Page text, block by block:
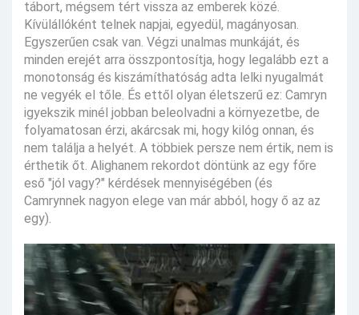
tábort, mégsem tért vissza az emberek közé.
Kívülállóként telnek napjai, egyedül, magányosan.
Egyszerűen csak van. Végzi unalmas munkáját, és
minden erejét arra összpontosítja, hogy legalább ezt a
monotonság és kiszámíthatóság adta lelki nyugalmát
ne vegyék el tőle. És ettől olyan életszerű ez: Camryn
igyekszik minél jobban beleolvadni a környezetbe, de
folyamatosan érzi, akárcsak mi, hogy kilóg onnan, és
nem találja a helyét. A többiek persze nem értik, nem is
érthetik őt. Alighanem rekordot döntünk az egy főre
eső "jól vagy?" kérdések mennyiségében (és
Camrynnek nagyon elege van már abból, hogy ő az az
egy).